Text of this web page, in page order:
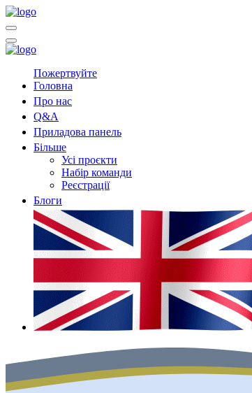
Пожертвуйте
Головна
Про нас
Q&A
Приладова панель
Більше
Усі проєкти
Набір команди
Реєстрації
Блоги